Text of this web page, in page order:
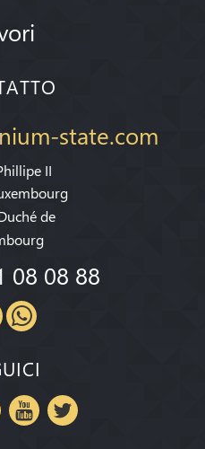
state.com
II
de
08 08 88